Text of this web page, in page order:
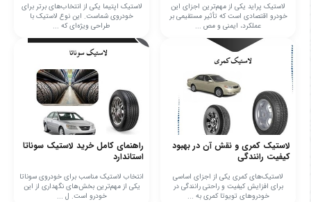
لاستیک پراید یکی از مهم‌ترین اجزای این
خودرو اقتصادی است که تأثیر مستقیمی بر
عملکرد، ایمنی و مص ...
لاستیک اپتیما یکی از انتخاب‌های برتر برای
خودروی شماست. این نوع لاستیک با
طراحی ویژه‌ای که ...
لاستیک کمری و نقش آن در بهبود
کیفیت رانندگی
لاستیک‌های کمری یکی از اجزای اساسی
برای افزایش کیفیت و راحتی رانندگی در
خودروهای تویوتا کمری به ...
راهنمای کامل خرید لاستیک سوناتا
استاندارد
انتخاب لاستیک مناسب برای خودروی سوناتا
یکی از مهم‌ترین بخش‌های نگهداری از این
خودرو است. ل ...